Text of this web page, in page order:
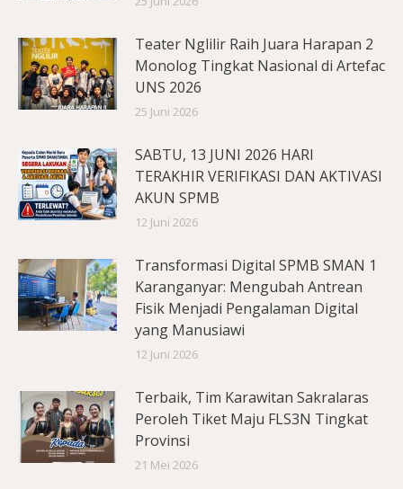
Teater Nglilir Raih Juara Harapan 2
Monolog Tingkat Nasional di Artefac
UNS 2026
25 Juni 2026
SABTU, 13 JUNI 2026 HARI
TERAKHIR VERIFIKASI DAN AKTIVASI
AKUN SPMB
12 Juni 2026
Transformasi Digital SPMB SMAN 1
Karanganyar: Mengubah Antrean
Fisik Menjadi Pengalaman Digital
yang Manusiawi
12 Juni 2026
Terbaik, Tim Karawitan Sakralaras
Peroleh Tiket Maju FLS3N Tingkat
Provinsi
21 Mei 2026